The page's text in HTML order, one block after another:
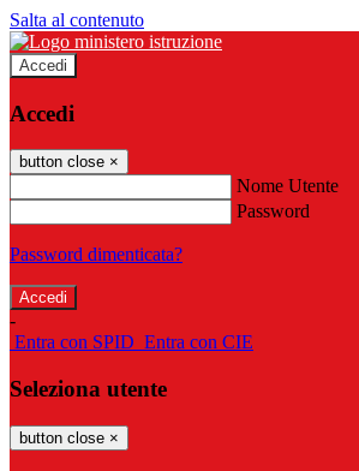
Salta al contenuto
Accedi
Accedi
button close ×
Nome Utente
Password
Password dimenticata?
-
Entra con SPID Entra con CIE
Seleziona utente
button close ×